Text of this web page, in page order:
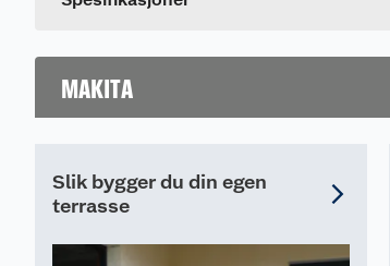
MAKITA
Slik bygger du din egen
terrasse